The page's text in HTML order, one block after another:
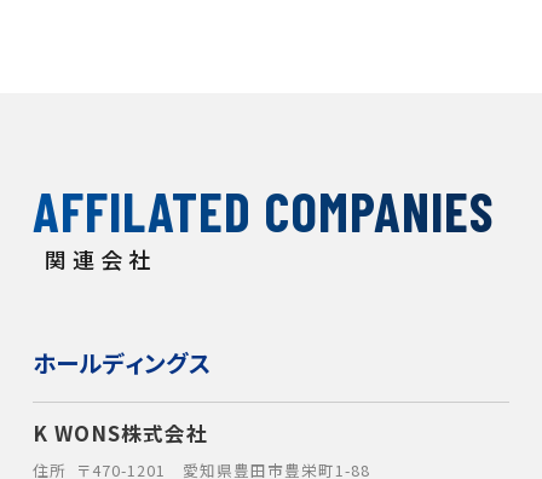
AFFILATED COMPANIES
関連会社
ホールディングス
K WONS株式会社
住所 〒470-1201 愛知県豊田市豊栄町1-88